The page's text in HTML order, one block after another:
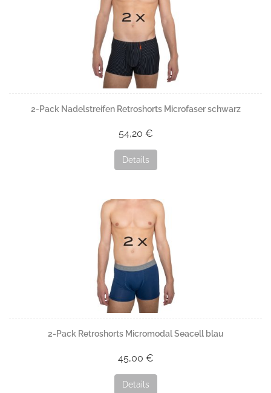
2-Pack Nadelstreifen Retroshorts Microfaser schwarz
54,20 €
Details
2-Pack Retroshorts Micromodal Seacell blau
45,00 €
Details